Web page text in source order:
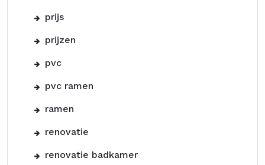
prijs
prijzen
pvc
pvc ramen
ramen
renovatie
renovatie badkamer